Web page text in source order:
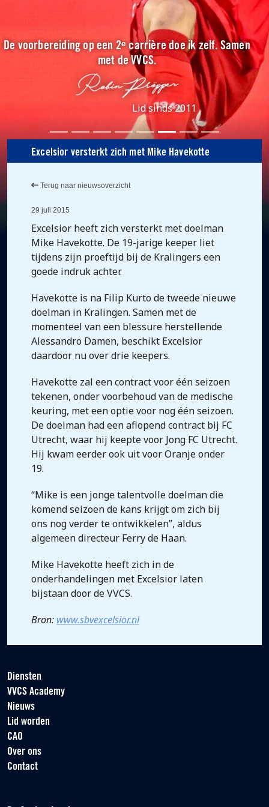
De voorbereiding op een 2ᵉ carrière doe ik zelf. Samen
met de VVCS.
Lid sinds 2011
Excelsior versterkt zich met Mike Havekotte
Terug naar nieuwsoverzicht
29 juli 2015
Excelsior heeft zich versterkt met doelman
Mike Havekotte. De 19-jarige keeper liet
tijdens zijn proeftijd bij de Kralingers een
goede indruk achter.
Havekotte is na Filip Kurto de tweede nieuwe
doelman in Kralingen. Samen met de
momenteel van een blessure herstellende
Alessandro Damen, beschikt Excelsior
daardoor nu over drie keepers.
Havekotte zal een contract voor één seizoen
tekenen, onder voorbehoud van de medische
keuring, met een optie voor nog één seizoen.
De doelman had een aflopend contract bij FC
Utrecht, waar hij keepte voor Jong FC Utrecht.
Hij kwam eerder ook uit voor Oranje onder
19.
“Mike is een jonge talentvolle doelman die
komend seizoen de kans krijgt om zich bij
ons nog verder te ontwikkelen”, aldus
algemeen directeur Ferry de Haan.
Mike Havekotte heeft zich in de
onderhandelingen met Excelsior laten
bijstaan door de VVCS.
Bron: www.sbvexcelsior.nl
Diensten
VVCS Academy
Nieuws
Lid worden
CAO
Over ons
Contact